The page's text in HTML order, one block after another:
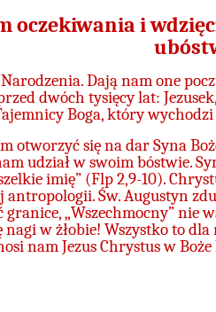
oczekiwania i
Dają nam one
dwóch tysięcy lat:
Boga, który
otworzyć się na dar Syna
udział w swoim bóstwie.
imię” (Flp 2,9-10).
Św. Augustyn
granice, „Wszechmocny”
nagi w żłobie! Wszystko to
nam Jezus Chrystus w